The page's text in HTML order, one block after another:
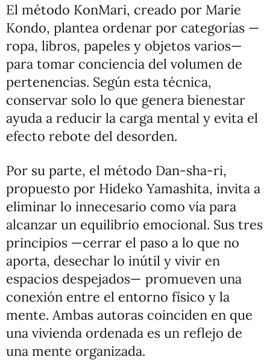
El método KonMari, creado por Marie
Kondo, plantea ordenar por categorías —
ropa, libros, papeles y objetos varios—
para tomar conciencia del volumen de
pertenencias. Según esta técnica,
conservar solo lo que genera bienestar
ayuda a reducir la carga mental y evita el
efecto rebote del desorden.
Por su parte, el método Dan-sha-ri,
propuesto por Hideko Yamashita, invita a
eliminar lo innecesario como vía para
alcanzar un equilibrio emocional. Sus tres
principios —cerrar el paso a lo que no
aporta, desechar lo inútil y vivir en
espacios despejados— promueven una
conexión entre el entorno físico y la
mente. Ambas autoras coinciden en que
una vivienda ordenada es un reflejo de
una mente organizada.